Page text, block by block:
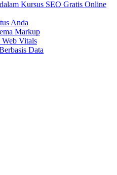
Kursus SEO Gratis Online
Anda
Markup
Web Vitals
Data